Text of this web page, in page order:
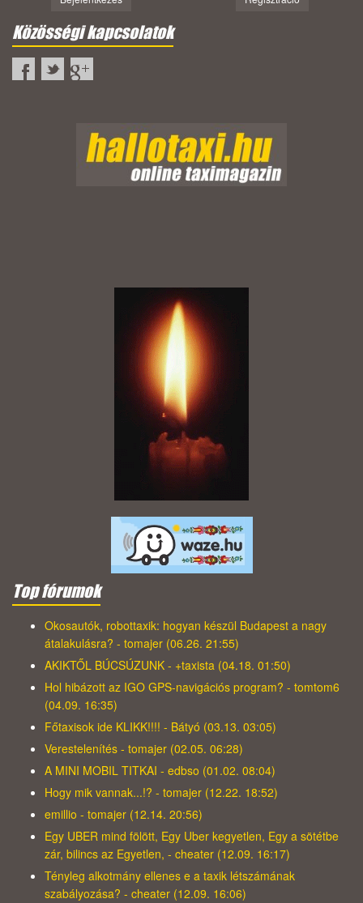
Közösségi kapcsolatok
Top fórumok
Okosautók, robottaxik: hogyan készül Budapest a nagy
átalakulásra? - tomajer (06.26. 21:55)
AKIKTŐL BÚCSÚZUNK - +taxista (04.18. 01:50)
Hol hibázott az IGO GPS-navigációs program? - tomtom6
(04.09. 16:35)
Főtaxisok ide KLIKK!!!! - Bátyó (03.13. 03:05)
Verestelenítés - tomajer (02.05. 06:28)
A MINI MOBIL TITKAI - edbso (01.02. 08:04)
Hogy mik vannak...!? - tomajer (12.22. 18:52)
emillio - tomajer (12.14. 20:56)
Egy UBER mind fölött, Egy Uber kegyetlen, Egy a sötétbe
zár, bilincs az Egyetlen, - cheater (12.09. 16:17)
Tényleg alkotmány ellenes e a taxik létszámának
szabályozása? - cheater (12.09. 16:06)